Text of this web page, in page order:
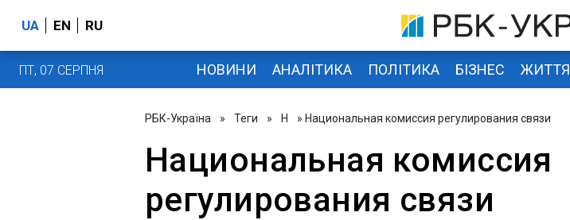
UA EN RU
ПТ, 07 СЕРПНЯ НОВИНИ АНАЛІТИКА ПОЛІТИКА БІЗНЕС ЖИТТЯ
РБК-Україна » Теги » Н » Национальная комиссия регулирования связи
Национальная комиссия
регулирования связи